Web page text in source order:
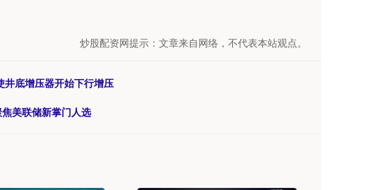
炒股配资网提示：文章来自网络，不代表本站观点。
井底增压器开始下行增压
美联储新掌门人选